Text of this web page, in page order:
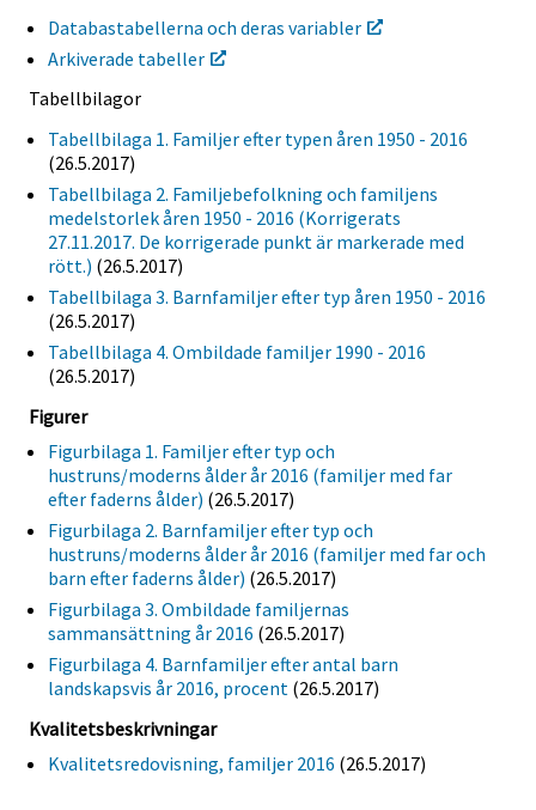
Databastabellerna och deras variabler
Arkiverade tabeller
Tabellbilagor
Tabellbilaga 1. Familjer efter typen åren 1950 - 2016
(26.5.2017)
Tabellbilaga 2. Familjebefolkning och familjens
medelstorlek åren 1950 - 2016 (Korrigerats
27.11.2017. De korrigerade punkt är markerade med
rött.) (26.5.2017)
Tabellbilaga 3. Barnfamiljer efter typ åren 1950 - 2016
(26.5.2017)
Tabellbilaga 4. Ombildade familjer 1990 - 2016
(26.5.2017)
Figurer
Figurbilaga 1. Familjer efter typ och
hustruns/moderns ålder år 2016 (familjer med far
efter faderns ålder) (26.5.2017)
Figurbilaga 2. Barnfamiljer efter typ och
hustruns/moderns ålder år 2016 (familjer med far och
barn efter faderns ålder) (26.5.2017)
Figurbilaga 3. Ombildade familjernas
sammansättning år 2016 (26.5.2017)
Figurbilaga 4. Barnfamiljer efter antal barn
landskapsvis år 2016, procent (26.5.2017)
Kvalitetsbeskrivningar
Kvalitetsredovisning, familjer 2016 (26.5.2017)